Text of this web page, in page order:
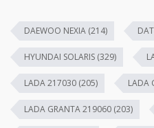
DAEWOO NEXIA (214)
HYUNDAI SOLARIS (329)
LADA 217030 (205) LADA
LADA GRANTA 219060 (203)